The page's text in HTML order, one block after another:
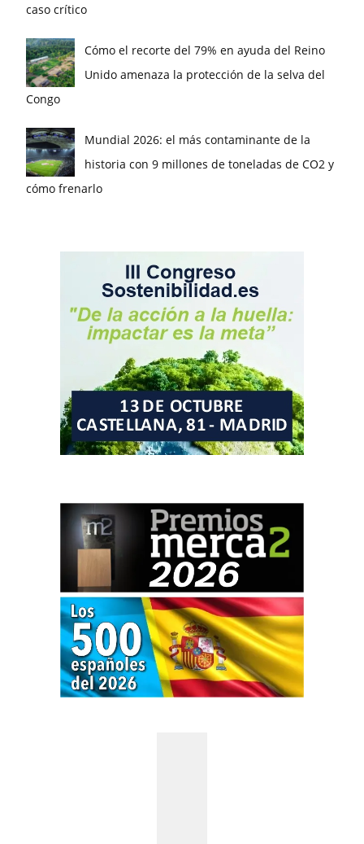
caso crítico
Cómo el recorte del 79% en ayuda del Reino
Unido amenaza la protección de la selva del
Congo
Mundial 2026: el más contaminante de la
historia con 9 millones de toneladas de CO2 y
cómo frenarlo